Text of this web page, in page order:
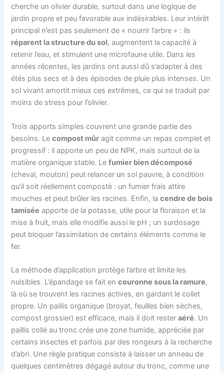
cherche un olivier durable, surtout dans une logique de
jardin propre et peu favorable aux indésirables. Leur intérêt
principal n’est pas seulement de « nourrir l’arbre » : ils
réparent la structure du sol, augmentent la capacité à
retenir l’eau, et stimulent une microfaune utile. Dans les
années récentes, les jardins ont aussi dû s’adapter à des
étés plus secs et à des épisodes de pluie plus intenses. Un
sol vivant amortit mieux ces extrêmes, ce qui se traduit par
moins de stress pour l’olivier.
Trois apports simples couvrent une grande partie des
besoins. Lecompost mûr agit comme un repas complet et
progressif : il apporte un peu de NPK, mais surtout de la
matière organique stable. Lefumier bien décomposé
(cheval, mouton) peut relancer un sol pauvre, à condition
qu’il soit réellement composté : un fumier frais attire
mouches et peut brûler les racines. Enfin, lacendre de bois
tamisée apporte de la potasse, utile pour la floraison et la
mise à fruit, mais elle modifie aussi le pH ; un surdosage
peut bloquer l’assimilation de certains éléments comme le
fer.
La méthode d’application protège l’arbre et limite les
nuisibles. L’épandage se fait encouronne sous la ramure,
là où se trouvent les racines actives, en gardant le collet
propre. Un paillis organique (broyat, feuilles bien sèches,
compost grossier) est efficace, mais il doit resteraéré. Un
paillis collé au tronc crée une zone humide, appréciée par
certains insectes et parfois par des rongeurs à la recherche
d’abri. Une règle pratique consiste à laisser un anneau de
quelques centimètres dégagé autour du tronc, comme une